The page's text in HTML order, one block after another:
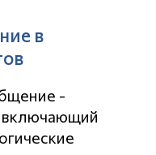
в
-